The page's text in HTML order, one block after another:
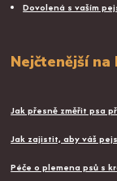
Dovolená s vaším
Nejčtenější na
Jak přesně změřit psa
Jak zajistit, aby váš
Péče o plemena psů s